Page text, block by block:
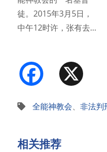
徒。2015年3月5日，
中午12时许，张有去…
Facebook
全能神教会、 非法判
相关推荐